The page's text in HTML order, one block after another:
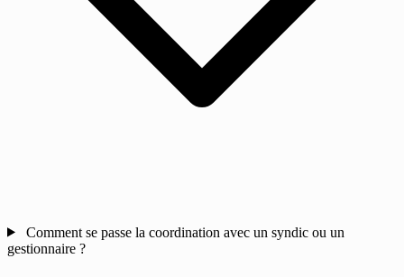
Comment se passe la coordination avec un syndic ou un
gestionnaire ?